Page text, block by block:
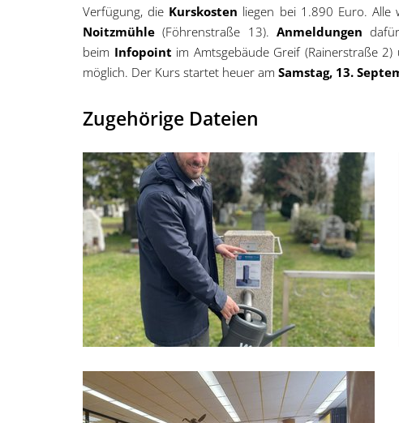
Verfügung, die Kurskosten liegen bei 1.890 Euro. Alle
Noitzmühle (Föhrenstraße 13). Anmeldungen
beim Infopoint im Amtsgebäude Greif (Rainerstraße
möglich. Der Kurs startet heuer am Samstag, 13.
Zugehörige Dateien